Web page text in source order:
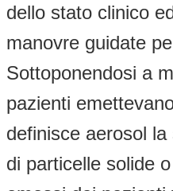
dello stato clinico
manovre guidate
Sottoponendosi a
pazienti
definisce aerosol la
di particelle solide